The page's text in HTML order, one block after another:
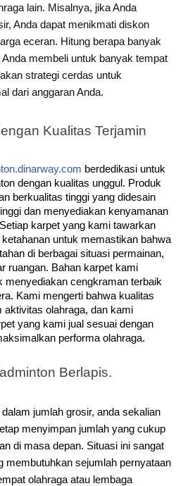
lain. Misalnya, jika Anda
Anda dapat menikmati diskon
eceran. Hitung berapa banyak
membeli untuk banyak tempat
strategi cerdas untuk
dari anggaran Anda.
Kualitas Terjamin
berdedikasi untuk
dengan kualitas unggul. Produk
berkualitas tinggi yang didesain
dan menyediakan kenyamanan
Setiap karpet yang kami tawarkan
untuk memastikan bahwa
di berbagai situasi permainan,
ruangan. Bahan karpet kami
menyediakan cengkraman terbaik
Kami mengerti bahwa kualitas
aktivitas olahraga, dan kami
yang kami jual sesuai dengan
performa olahraga.
Berlapis.
jumlah grosir, anda sekalian
menyimpan jumlah yang cukup
di masa depan. Situasi ini sangat
membutuhkan sejumlah pernyataan
olahraga atau lembaga